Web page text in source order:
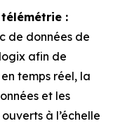
:
de données de
afin de
temps réel, la
et les
à l’échelle